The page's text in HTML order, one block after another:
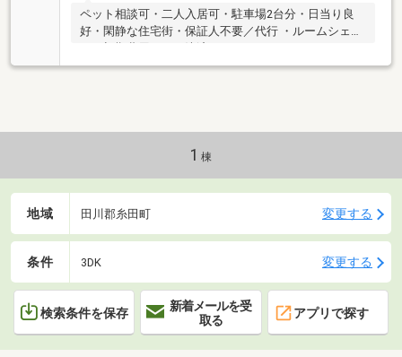
ペット相談可・二人入居可・駐車場2台分・日当り良
好・閑静な住宅街・保証人不要／代行 ・ルームシェア
1 棟
地域 田川郡糸田町 変更する
条件 3DK 変更する
検索条件を保存
新着メールを受
取る
アプリで探す